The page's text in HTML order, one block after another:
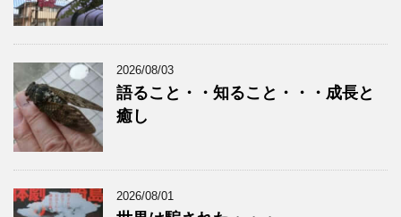
2026/08/03
語ること・・知ること・・・成長と
癒し
2026/08/01